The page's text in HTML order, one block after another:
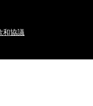
和協議